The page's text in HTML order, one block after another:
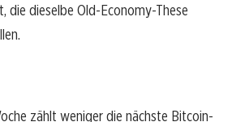
die dieselbe Old-Economy-These
zählt weniger die nächste Bitcoin-